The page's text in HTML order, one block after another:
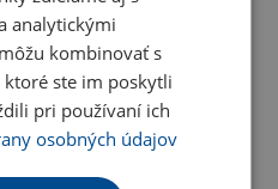
analytickými
kombinovať s
ste im poskytli
pri používaní ich
osobných údajov